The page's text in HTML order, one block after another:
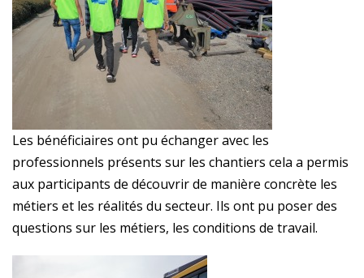
Les bénéficiaires ont pu échanger avec les
professionnels présents sur les chantiers cela a permis
aux participants de découvrir de manière concrète les
métiers et les réalités du secteur. Ils ont pu poser des
questions sur les métiers, les conditions de travail.